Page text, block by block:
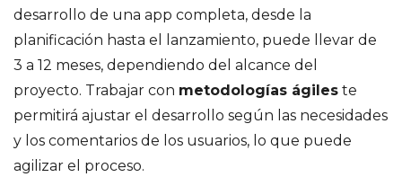
desarrollo de una app completa, desde la
planificación hasta el lanzamiento, puede llevar de
3 a 12 meses, dependiendo del alcance del
proyecto. Trabajar con metodologías ágiles te
permitirá ajustar el desarrollo según las necesidades
y los comentarios de los usuarios, lo que puede
agilizar el proceso.